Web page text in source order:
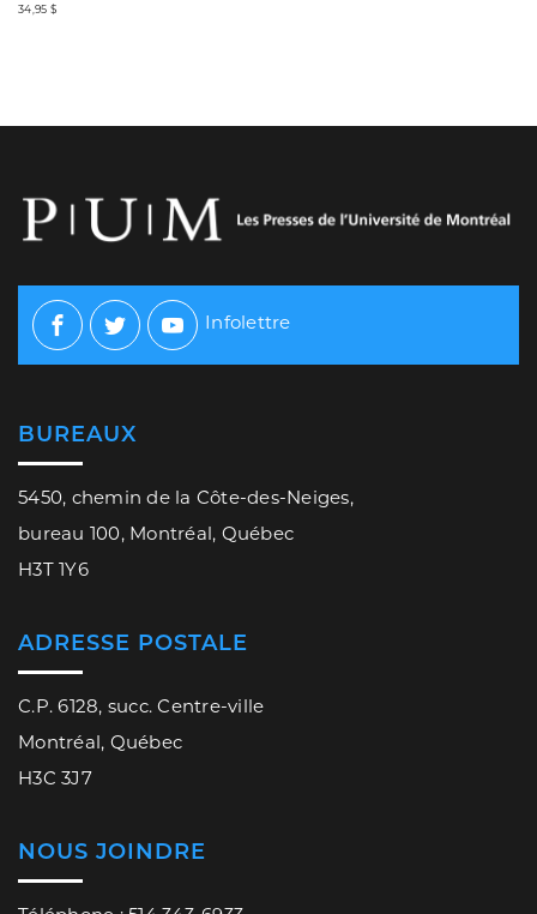
34,95 $
Facebook
TwitterYoutube
Infolettre
BUREAUX
5450, chemin de la Côte-des-Neiges,
bureau 100, Montréal, Québec
H3T 1Y6
ADRESSE POSTALE
C.P. 6128, succ. Centre-ville
Montréal, Québec
H3C 3J7
NOUS JOINDRE